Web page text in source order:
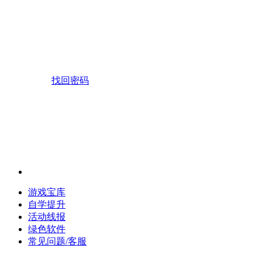
找回密码
游戏宝库
自学提升
活动线报
绿色软件
常见问题/客服